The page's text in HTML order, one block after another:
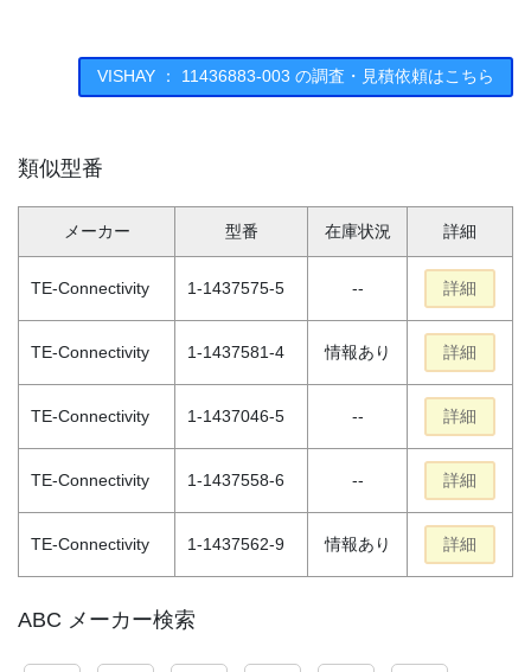
VISHAY ： 11436883-003 の調査・見積依頼はこちら
類似型番
メーカー 型番 在庫状況 詳細
TE-Connectivity 1-1437575-5 -- 詳細
TE-Connectivity 1-1437581-4 情報あり 詳細
TE-Connectivity 1-1437046-5 -- 詳細
TE-Connectivity 1-1437558-6 -- 詳細
TE-Connectivity 1-1437562-9 情報あり 詳細
ABC メーカー検索